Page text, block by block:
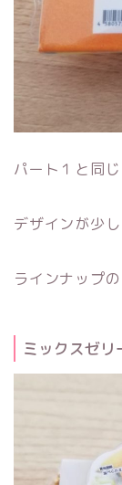
パート１と同
デザインが少
ラインナップ
ミックスゼリ